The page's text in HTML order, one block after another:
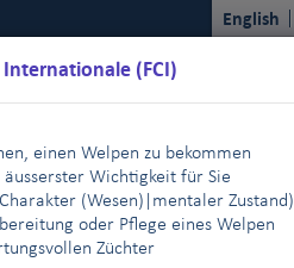
(FCI)
einen Welpen zu bekommen
äusserster Wichtigkeit für Sie
(Wesen) |mentaler Zustand)
oder Pflege eines Welpen
Züchter
English